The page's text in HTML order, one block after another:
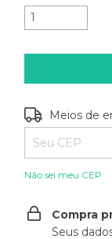
Entregas para
Meios de
Não sei meu CEP
Compra
Seus